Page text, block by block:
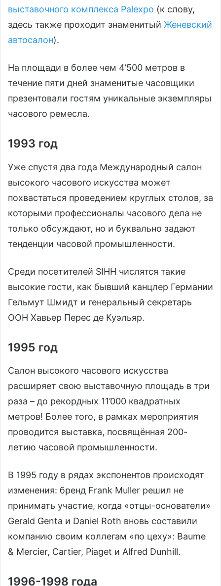
выставочного комплекса Palexpo (к слову,
здесь также проходит знаменитый Женевский
автосалон).
На площади в более чем 4’500 метров в
течение пяти дней знаменитые часовщики
презентовали гостям уникальные экземпляры
часового ремесла.
1993 год
Уже спустя два года Международный салон
высокого часового искусства может
похвастаться проведением круглых столов, за
которыми профессионалы часового дела не
только обсуждают, но и буквально задают
тенденции часовой промышленности.
Среди посетителей SIHH числятся такие
высокие гости, как бывший канцлер Германии
Гельмут Шмидт и генеральный секретарь
ООН Хавьер Перес де Куэльяр.
1995 год
Салон высокого часового искусства
расширяет свою выставочную площадь в три
раза – до рекордных 11’000 квадратных
метров! Более того, в рамках мероприятия
проводится выставка, посвящённая 200-
летию часовой промышленности.
В 1995 году в рядах экспонентов происходят
изменения: бренд Frank Muller решил не
принимать участие, когда «отцы-основатели»
Gerald Genta и Daniel Roth вновь составили
компанию своим коллегам «по цеху»: Baume
& Mercier, Cartier, Piaget и Alfred Dunhill.
1996-1998 года